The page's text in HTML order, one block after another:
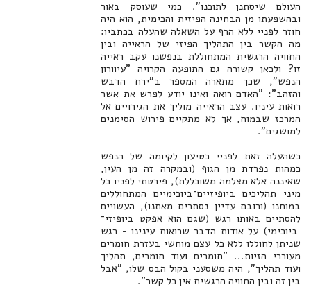
העולם שיסתנן לתוכנו". כמי שעוסק באור
ובהשפעתו מן הבחינה הפיזית והכימית, הוא היה
חוזר לפניי ללא הרף על השאלה שהעלה בכתביו:
מה הקשר בין התהליך הפיזי של הראייה ובין
החוויה הרגשית המתחוללת בנפשנו עקב ראייה
זו? ולכאן קשורה גם התופעה הקרויה "עיוורון
הנפש", שכך מתארה המספר ב"ירח הדבש
והזהב": "האדם רואה ואינו יודע לפרש את אשר
רואות עיניו. עצב הראייה מוליך את הגירויים אל
המרכז שבמוח, אך לא מתקיים פירוש הסימנים
למושגים".
כשהעלה זאת לפניי כטיעון לקיומה של הנפש
כמהות נפרדת מן הגוף (ובמקרה זה מן העין,
שאיננה אלא מצלמה משוכללת), פירטתי לפניו כל
מיני תהליכים ביופיזיים־ביוכימיים המתחוללים
במוחנו (ורובם עדיין נסתרים מאתנו), העשויים
להסתיים באותו רגש (שגם הוא אפקט ביופיזי־
ביוכימי) על אודות הדבר שרואות עינינו - רגש
שניתן לחוללו ללא כל עצם מוחשי בעזרת חומרים
מעוררי הזיות... "חומרים ועוד חומרים, תהליך
ועוד תהליך", היה משסעני בקול הבס שלו, "אבל
בין זה ובין החוויה הרגשית אין כל קשר".